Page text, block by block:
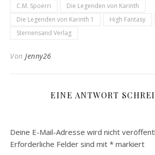
C.M. Spoerri
Die Legenden von Karinth
Die Legenden von Karinth 1
High Fantasy
Sternensand Verlag
Von Jenny26
EINE ANTWORT
Deine E-Mail-Adresse wird nicht
Erforderliche Felder sind mit * markiert